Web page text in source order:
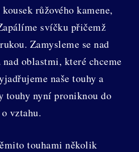
růžového kamene,
svíčku přičemž
Zamysleme se nad
oblastmi, které chceme
naše touhy a
touhy nyní proniknou do
vztahu.
touhami několik